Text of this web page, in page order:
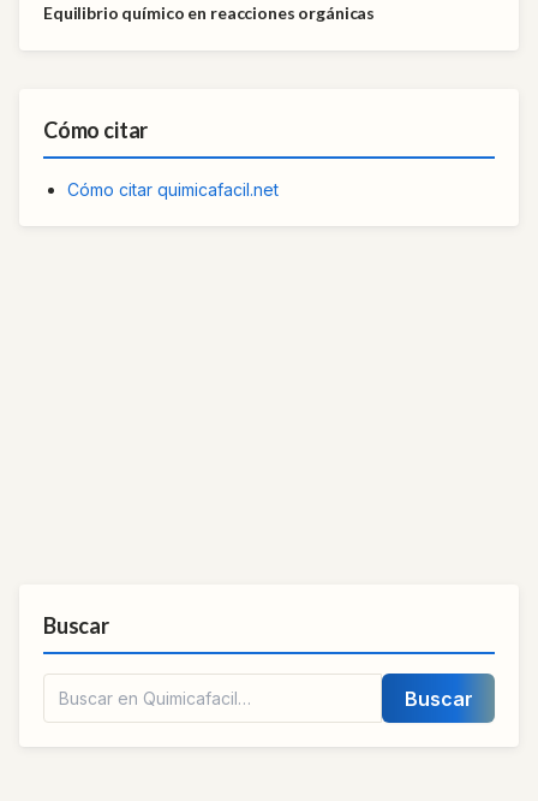
Equilibrio químico en reacciones orgánicas
Cómo citar
Cómo citar quimicafacil.net
Buscar
Buscar